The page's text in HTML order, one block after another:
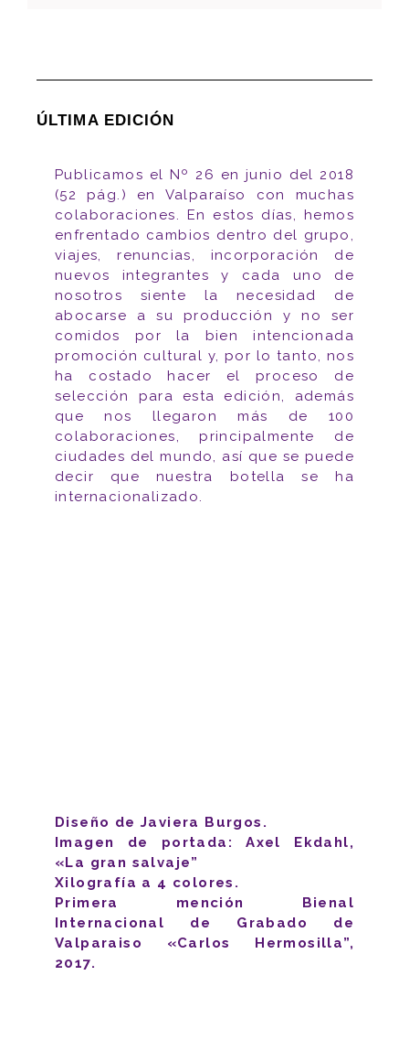
ÚLTIMA EDICIÓN
Publicamos el Nº 26 en junio del 2018
(52 pág.) en Valparaíso con muchas
colaboraciones. En estos días, hemos
enfrentado cambios dentro del grupo,
viajes, renuncias, incorporación de
nuevos integrantes y cada uno de
nosotros siente la necesidad de
abocarse a su producción y no ser
comidos por la bien intencionada
promoción cultural y, por lo tanto, nos
ha costado hacer el proceso de
selección para esta edición, además
que nos llegaron más de 100
colaboraciones, principalmente de
ciudades del mundo, así que se puede
decir que nuestra botella se ha
internacionalizado.
Diseño de Javiera Burgos.
Imagen de portada: Axel Ekdahl,
«La gran salvaje”
Xilografía a 4 colores.
Primera mención Bienal
Internacional de Grabado de
Valparaiso «Carlos Hermosilla”,
2017.